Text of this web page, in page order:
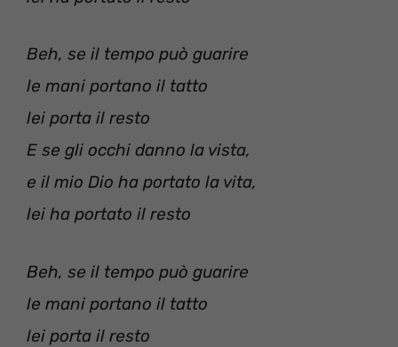
Beh, se il tempo può guarire
le mani portano il tatto
lei porta il resto
E se gli occhi danno la vista,
e il mio Dio ha portato la vita,
lei ha portato il resto
Beh, se il tempo può guarire
le mani portano il tatto
lei porta il resto